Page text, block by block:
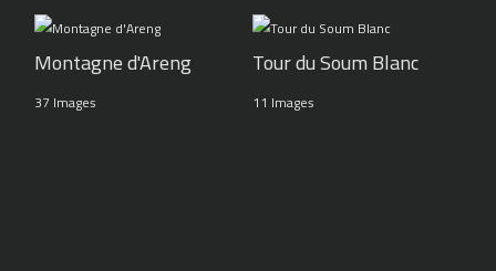
Montagne d'Areng
37 Images
Tour du Soum Blanc
11 Images